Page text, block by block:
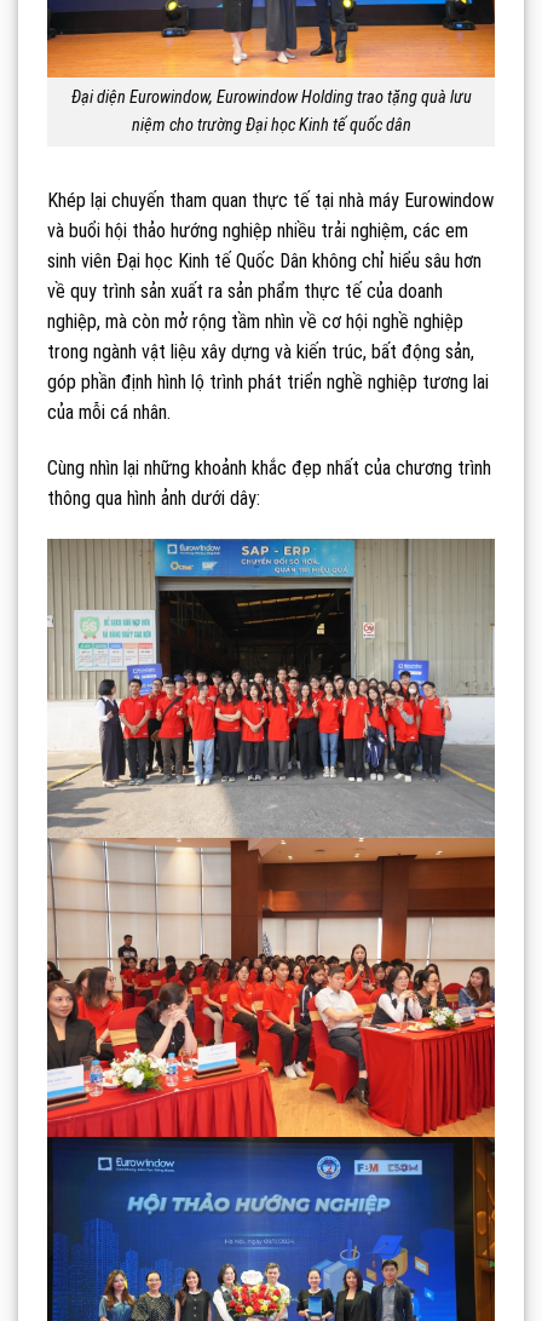
Đại diện Eurowindow, Eurowindow Holding trao tặng quà lưu
niệm cho trường Đại học Kinh tế quốc dân
Khép lại chuyến tham quan thực tế tại nhà máy Eurowindow
và buổi hội thảo hướng nghiệp nhiều trải nghiệm, các em
sinh viên Đại học Kinh tế Quốc Dân không chỉ hiểu sâu hơn
về quy trình sản xuất ra sản phẩm thực tế của doanh
nghiệp, mà còn mở rộng tầm nhìn về cơ hội nghề nghiệp
trong ngành vật liệu xây dựng và kiến trúc, bất động sản,
góp phần định hình lộ trình phát triển nghề nghiệp tương lai
của mỗi cá nhân.
Cùng nhìn lại những khoảnh khắc đẹp nhất của chương trình
thông qua hình ảnh dưới dây: